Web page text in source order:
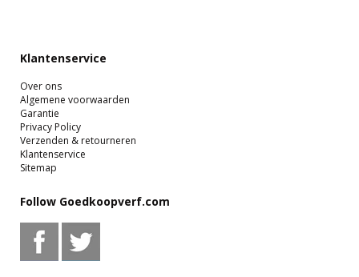
Klantenservice
Over ons
Algemene voorwaarden
Garantie
Privacy Policy
Verzenden & retourneren
Klantenservice
Sitemap
Follow Goedkoopverf.com